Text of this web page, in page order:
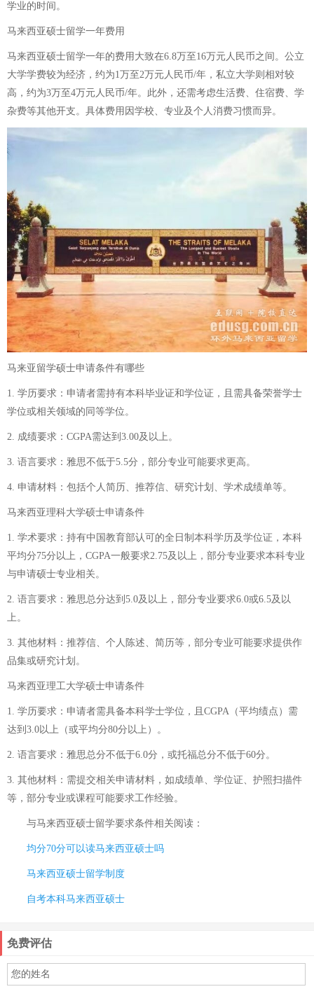
学业的时间。
马来西亚硕士留学一年费用
马来西亚硕士留学一年的费用大致在6.8万至16万元人民币之间。公立
大学学费较为经济，约为1万至2万元人民币/年，私立大学则相对较
高，约为3万至4万元人民币/年。此外，还需考虑生活费、住宿费、学
杂费等其他开支。具体费用因学校、专业及个人消费习惯而异。
马来亚留学硕士申请条件有哪些
1. 学历要求：申请者需持有本科毕业证和学位证，且需具备荣誉学士
学位或相关领域的同等学位。
2. 成绩要求：CGPA需达到3.00及以上。
3. 语言要求：雅思不低于5.5分，部分专业可能要求更高。
4. 申请材料：包括个人简历、推荐信、研究计划、学术成绩单等。
马来西亚理科大学硕士申请条件
1. 学术要求：持有中国教育部认可的全日制本科学历及学位证，本科
平均分75分以上，CGPA一般要求2.75及以上，部分专业要求本科专业
与申请硕士专业相关。
2. 语言要求：雅思总分达到5.0及以上，部分专业要求6.0或6.5及以
上。
3. 其他材料：推荐信、个人陈述、简历等，部分专业可能要求提供作
品集或研究计划。
马来西亚理工大学硕士申请条件
1. 学历要求：申请者需具备本科学士学位，且CGPA（平均绩点）需
达到3.0以上（或平均分80分以上）。
2. 语言要求：雅思总分不低于6.0分，或托福总分不低于60分。
3. 其他材料：需提交相关申请材料，如成绩单、学位证、护照扫描件
等，部分专业或课程可能要求工作经验。
与马来西亚硕士留学要求条件相关阅读：
均分70分可以读马来西亚硕士吗
马来西亚硕士留学制度
自考本科马来西亚硕士
免费评估